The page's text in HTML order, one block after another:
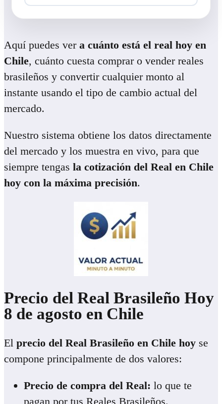
Aquí puedes ver a cuánto está el real hoy en
Chile, cuánto cuesta comprar o vender reales
brasileños y convertir cualquier monto al
instante usando el tipo de cambio actual del
mercado.
Nuestro sistema obtiene los datos directamente
del mercado y los muestra en vivo, para que
siempre tengas la cotización del Real en Chile
hoy con la máxima precisión.
Precio del Real Brasileño Hoy
8 de agosto en Chile
El precio del Real Brasileño en Chile hoy se
compone principalmente de dos valores:
Precio de compra del Real: lo que te
pagan por tus Reales Brasileños.